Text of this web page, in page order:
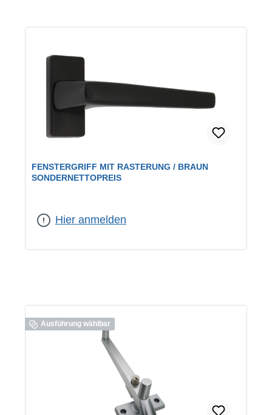
FENSTERGRIFF MIT RASTERUNG / BRAUN
SONDERNETTOPREIS
Hier anmelden
Ausführung wählbar